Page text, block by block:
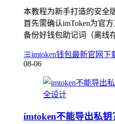
本教程为新手打造的安全
首先需确认imToken为官
备份好钱包助记词（离线
imtoken钱包最新官网下
08-06
imtoken不能导出私